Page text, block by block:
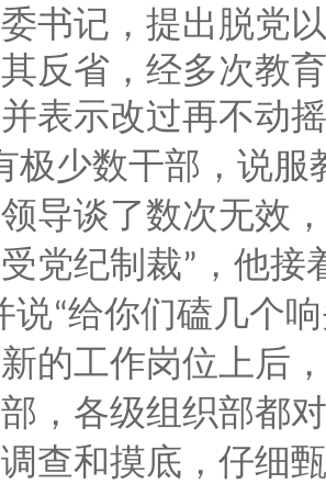
书记，提出脱党
反省，经多次教
并表示改过再不动
极少数干部，说
导谈了数次无效
党纪制裁” ，他接
说“给你们磕几个
的工作岗位上后
，各级组织部都
查和摸底，仔细